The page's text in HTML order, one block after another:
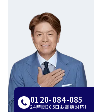
0120-084-085
24時間365日お電話対応!